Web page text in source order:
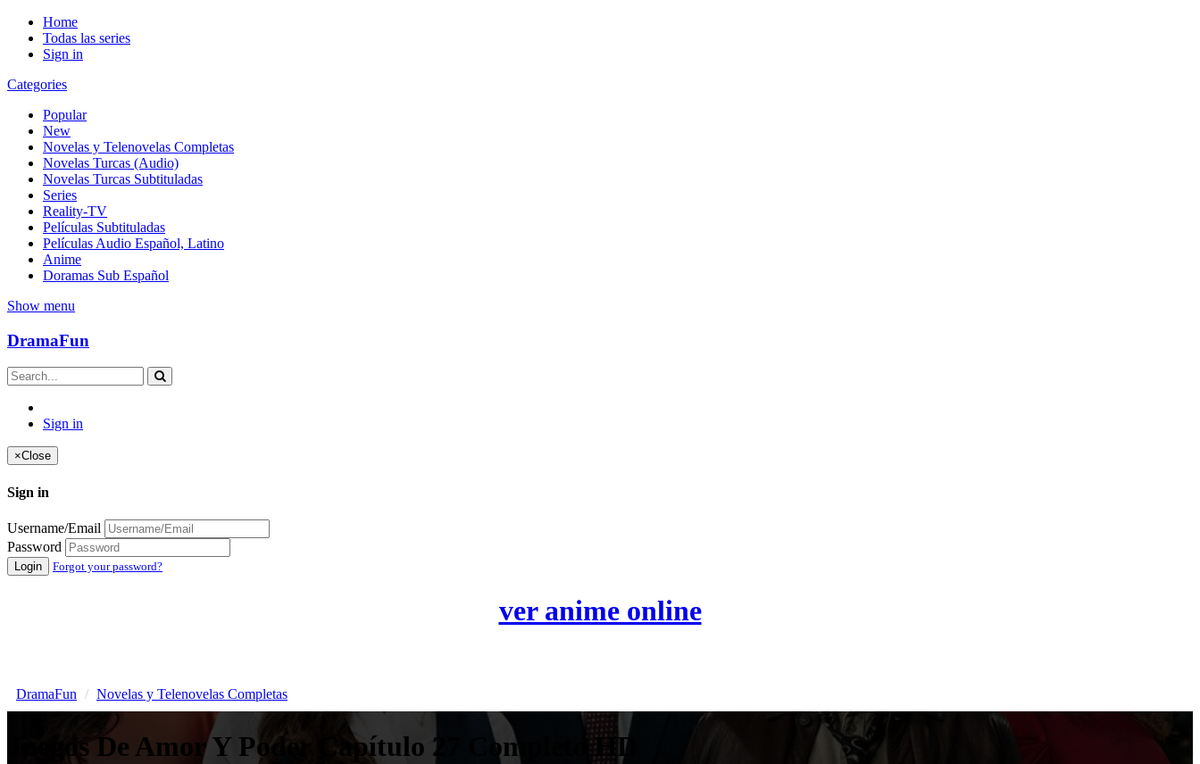
Home
Todas las series
Sign in
Categories
Popular
New
Novelas y Telenovelas Completas
Novelas Turcas (Audio)
Novelas Turcas Subtituladas
Series
Reality-TV
Películas Subtituladas
Películas Audio Español, Latino
Anime
Doramas Sub Español
Show menu
DramaFun
Sign in
×Close
Sign in
Username/Email
Password
Login Forgot your password?
ver anime online
DramaFun Novelas y Telenovelas Completas
Juegos De Amor Y Poder Capítulo 27 Completo HD